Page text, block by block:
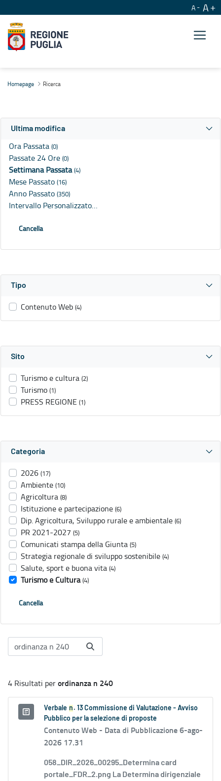
A A
Homepage Ricerca
Ultima modifica
Ora Passata (0)
Passate 24 Ore (0)
Settimana Passata(4)
Mese Passato (16)
Anno Passato (350)
Intervallo Personalizzato…
Cancella
Tipo
Contenuto Web (4)
Sito
Turismo e cultura (2)
Turismo (1)
PRESS REGIONE (1)
Categoria
2026 (17)
Ambiente (10)
Agricoltura (8)
Istituzione e partecipazione (6)
Dip. Agricoltura, Sviluppo rurale e ambientale (6)
PR 2021-2027 (5)
Comunicati stampa della Giunta (5)
Strategia regionale di sviluppo sostenibile (4)
Salute, sport e buona vita (4)
Turismo e Cultura (4)
Cancella
4 Risultati perordinanza n 240
Verbale n . 13 Commissione di Valutazione - Avviso
Pubblico per la selezione di proposte
Contenuto Web - Data di Pubblicazione 6-ago-
2026 17.31
058_DIR_2026_00295_Determina card
portale_FDR_2.png La Determina dirigenziale